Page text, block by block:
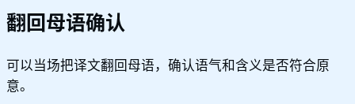
翻回母语确认
可以当场把译文翻回母语，确认语气和含义是否符合原
意。